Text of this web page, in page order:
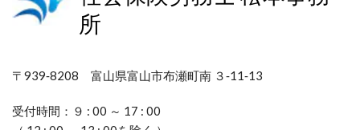
所
〒939‐8208 富山県富山市布瀬町南 ３‐11‐13
受付時間：９ : 00 ～ 17 : 00